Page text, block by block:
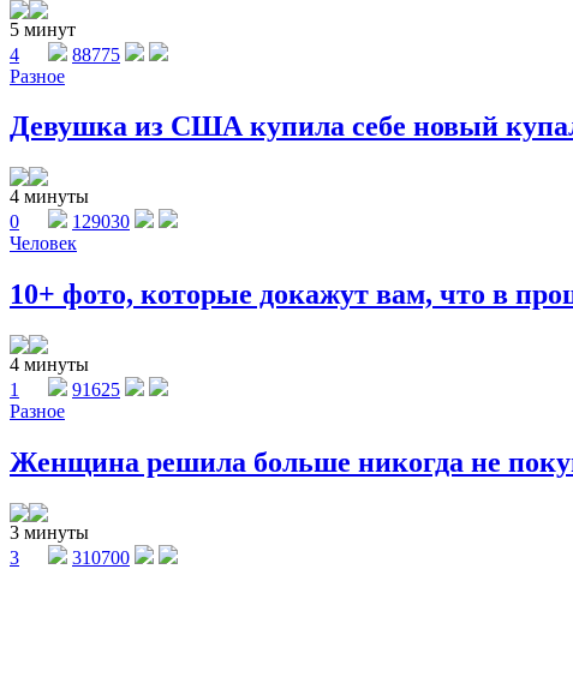
5 минут
4
88775
Разное
Девушка из США купила себе новый
4 минуты
0
129030
Человек
10+ фото, которые докажут вам, что в
4 минуты
1
91625
Разное
Женщина решила больше никогда не
3 минуты
3
310700